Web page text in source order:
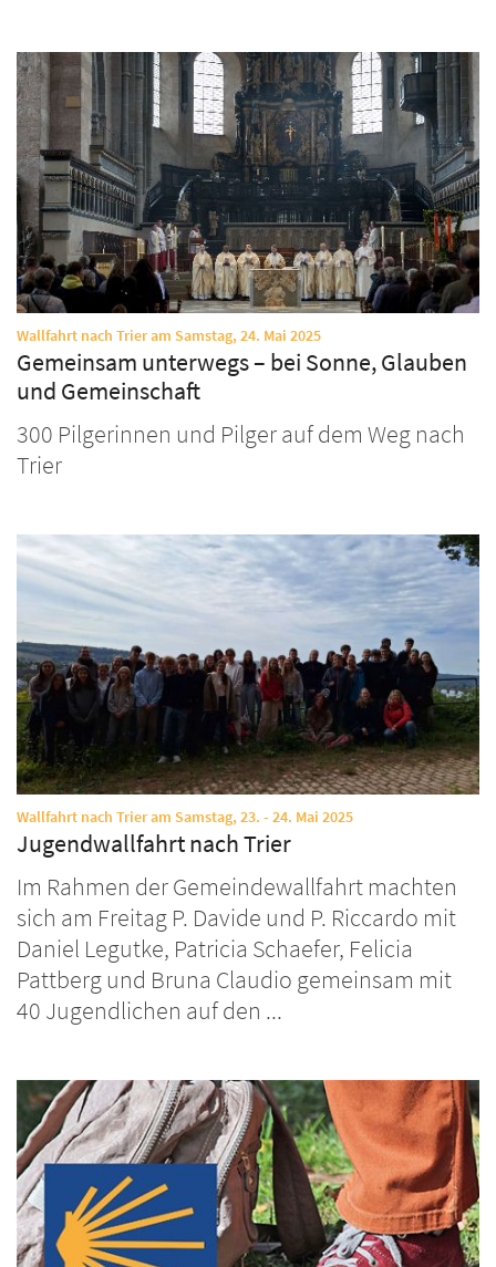
Wallfahrt nach Trier am Samstag, 24. Mai 2025:
Gemeinsam unterwegs – bei Sonne, Glauben
und Gemeinschaft
300 Pilgerinnen und Pilger auf dem Weg nach
Trier
Wallfahrt nach Trier am Samstag, 23. - 24. Mai 2025:
Jugendwallfahrt nach Trier
Im Rahmen der Gemeindewallfahrt machten
sich am Freitag P. Davide und P. Riccardo mit
Daniel Legutke, Patricia Schaefer, Felicia
Pattberg und Bruna Claudio gemeinsam mit
40 Jugendlichen auf den ...